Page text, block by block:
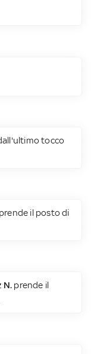
tocco
il posto di
N. prende il